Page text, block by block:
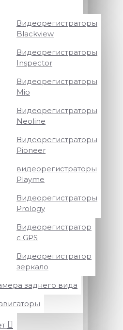
Видеорегистраторы
Blackview
Видеорегистраторы
Inspector
Видеорегистраторы
Mio
Видеорегистраторы
Neoline
Видеорегистраторы
Pioneer
видеорегистраторы
Playme
Видеорегистраторы
Prology
Видеорегистратор
с GPS
Видеорегистратор
зеркало
заднего вида